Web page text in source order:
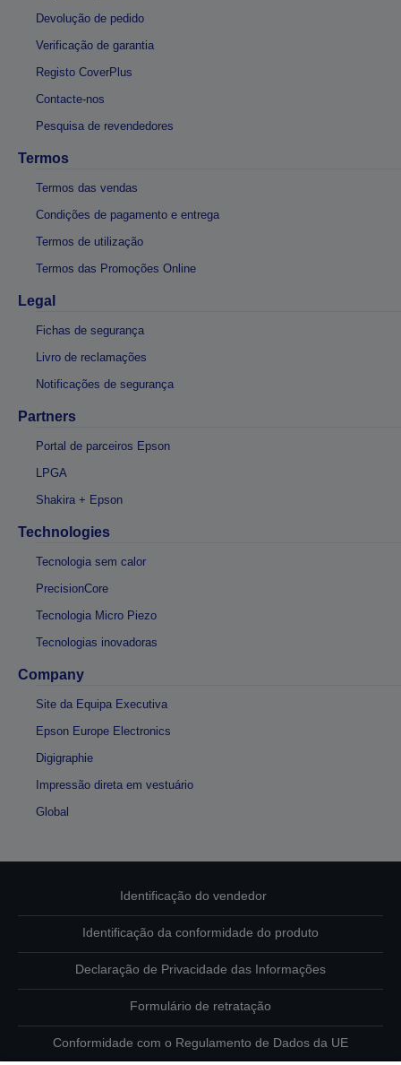
Devolução de pedido
Verificação de garantia
Registo CoverPlus
Contacte-nos
Pesquisa de revendedores
Termos
Termos das vendas
Condições de pagamento e entrega
Termos de utilização
Termos das Promoções Online
Legal
Fichas de segurança
Livro de reclamações
Notificações de segurança
Partners
Portal de parceiros Epson
LPGA
Shakira + Epson
Technologies
Tecnologia sem calor
PrecisionCore
Tecnologia Micro Piezo
Tecnologias inovadoras
Company
Site da Equipa Executiva
Epson Europe Electronics
Digigraphie
Impressão direta em vestuário
Global
Identificação do vendedor
Identificação da conformidade do produto
Declaração de Privacidade das Informações
Formulário de retratação
Conformidade com o Regulamento de Dados da UE